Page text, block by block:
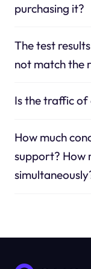
purchasing it?
The test
not match the
Is the traffic of
How much
support? How